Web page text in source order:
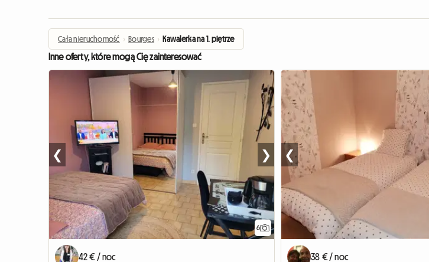
Cała nieruchomość › Bourges › Kawalerka na 1. piętrze
Inne oferty, które mogą Cię zainteresować
6
❮ ❯
42 € / noc
❮
38 € / noc